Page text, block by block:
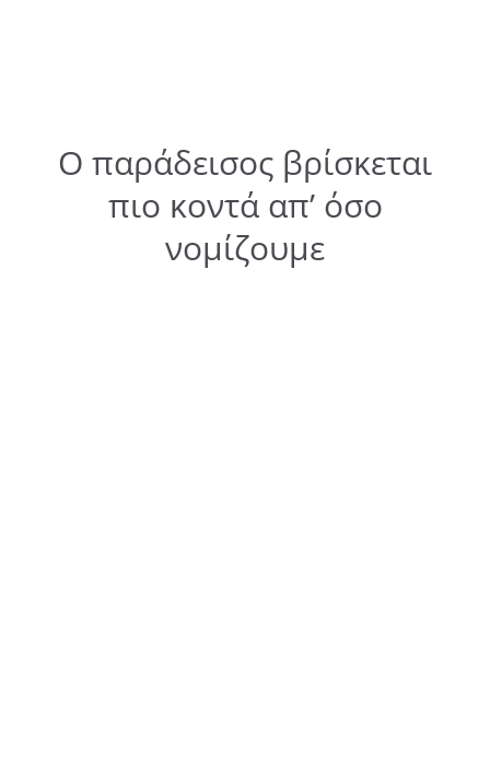
Ο παράδεισος βρίσκεται
πιο κοντά απ’ όσο
νομίζουμε